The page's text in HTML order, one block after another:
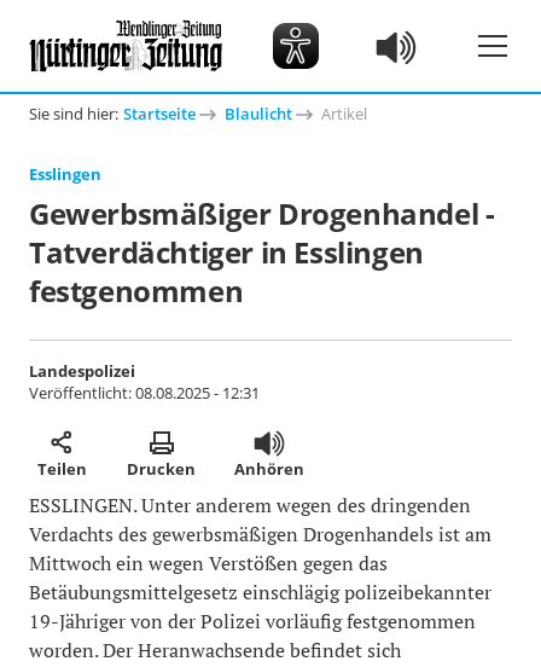
Sie sind hier: Startseite Blaulicht Artikel
Esslingen
Gewerbsmäßiger Drogenhandel -
Tatverdächtiger in Esslingen
festgenommen
Landespolizei
Veröffentlicht:08.08.2025 - 12:31
Teilen Drucken Anhören
ESSLINGEN. Unter anderem wegen des dringenden
Verdachts des gewerbsmäßigen Drogenhandels ist am
Mittwoch ein wegen Verstößen gegen das
Betäubungsmittelgesetz einschlägig polizeibekannter
19-Jähriger von der Polizei vorläufig festgenommen
worden. Der Heranwachsende befindet sich